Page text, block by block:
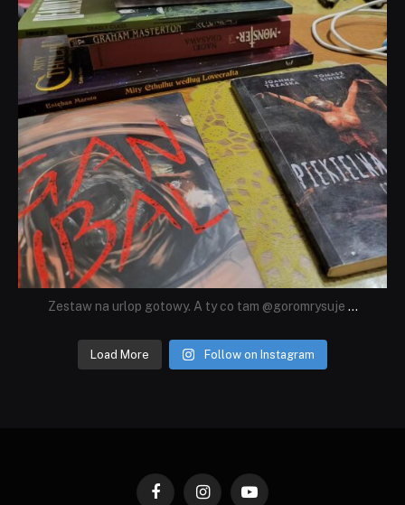
Zestaw na urlop gotowy. A ty co tam @goromrysuje ...
Load More Follow on Instagram
FacebookInstagramYouTube